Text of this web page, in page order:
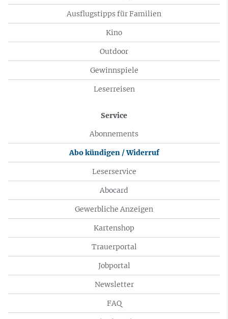
Ausflugstipps für Familien
Kino
Outdoor
Gewinnspiele
Leserreisen
Service
Abonnements
Abo kündigen / Widerruf
Leserservice
Abocard
Gewerbliche Anzeigen
Kartenshop
Trauerportal
Jobportal
Newsletter
FAQ